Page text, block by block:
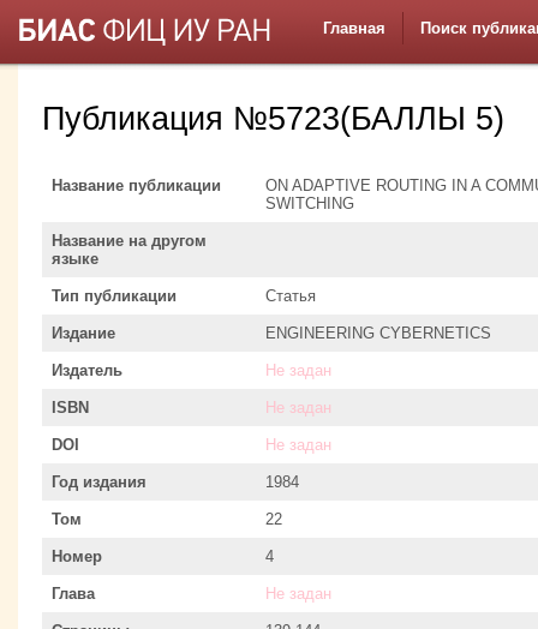
Главная Поиск
Публикация №5723(БАЛЛЫ 5)
Название публикации
ON ADAPTIVE ROUTING IN A
SWITCHING
Название на другом
языке
Тип публикации Статья
Издание ENGINEERING CYBERNETICS
Издатель Не задан
ISBN Не задан
DOI Не задан
Год издания 1984
Том 22
Номер 4
Глава Не задан